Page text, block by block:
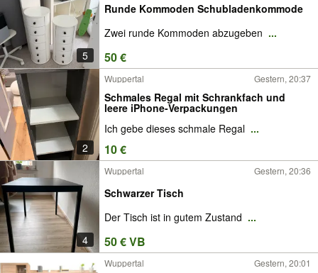
5
Runde Kommoden Schubladenkommode
Zwei runde Kommoden abzugeben ...
50 €
2
Wuppertal Gestern, 20:37
Schmales Regal mit Schrankfach und
leere iPhone-Verpackungen
Ich gebe dieses schmale Regal ...
10 €
4
Wuppertal Gestern, 20:36
Schwarzer Tisch
Der Tisch ist in gutem Zustand ...
50 € VB
Wuppertal Gestern, 20:01